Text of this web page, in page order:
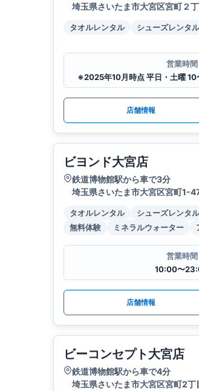
埼玉県さいたま市大宮区宮町２
タオルレンタル シューズレンタル
営業時間
※2025年10月時点 平日・土曜
店舗情報
ビヨンド大宮店
鉄道博物館駅から車で3分
埼玉県さいたま市大宮区宮町1-
タオルレンタル シューズレンタル
無料体験
ミネラルウォーター
営業時間
10:00〜
店舗情報
ビーコンセプト大宮店
鉄道博物館駅から車で4分
埼玉県さいたま市大宮区宮町2